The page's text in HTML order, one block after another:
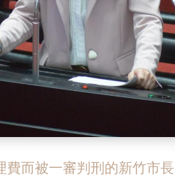
費而被一審判刑的新竹市